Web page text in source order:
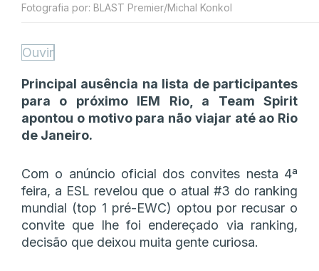
Fotografia por: BLAST Premier/Michal Konkol
Ouvir
Principal ausência na lista de participantes
para o próximo IEM Rio, a Team Spirit
apontou o motivo para não viajar até ao Rio
de Janeiro.
Com o anúncio oficial dos convites nesta 4ª
feira, a ESL revelou que o atual #3 do ranking
mundial (top 1 pré-EWC) optou por recusar o
convite que lhe foi endereçado via ranking,
decisão que deixou muita gente curiosa.